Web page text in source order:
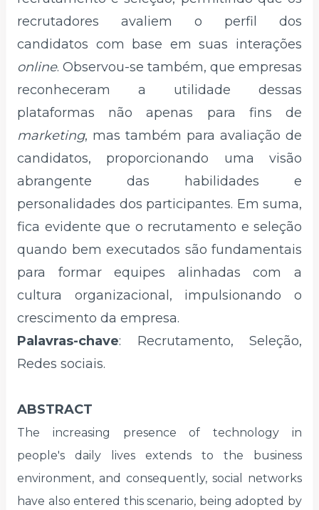
recrutadores avaliem o perfil dos
candidatos com base em suas interações
online. Observou-se também, que empresas
reconheceram a utilidade dessas
plataformas não apenas para fins de
marketing, mas também para avaliação de
candidatos, proporcionando uma visão
abrangente das habilidades e
personalidades dos participantes. Em suma,
fica evidente que o recrutamento e seleção
quando bem executados são fundamentais
para formar equipes alinhadas com a
cultura organizacional, impulsionando o
crescimento da empresa.
Palavras-chave: Recrutamento, Seleção,
Redes sociais.
ABSTRACT
The increasing presence of technology in
people's daily lives extends to the business
environment, and consequently, social networks
have also entered this scenario, being adopted by